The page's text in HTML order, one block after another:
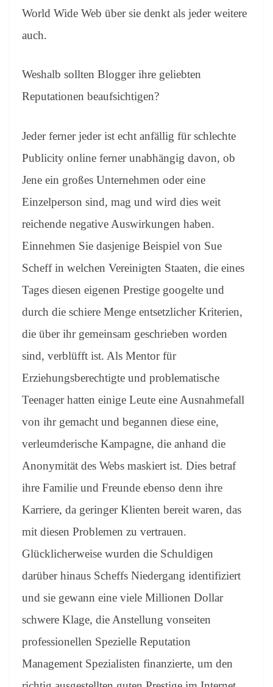
World Wide Web über sie denkt als jeder weitere
auch.
Weshalb sollten Blogger ihre geliebten
Reputationen beaufsichtigen?
Jeder ferner jeder ist echt anfällig für schlechte
Publicity online ferner unabhängig davon, ob
Jene ein großes Unternehmen oder eine
Einzelperson sind, mag und wird dies weit
reichende negative Auswirkungen haben.
Einnehmen Sie dasjenige Beispiel von Sue
Scheff in welchen Vereinigten Staaten, die eines
Tages diesen eigenen Prestige googelte und
durch die schiere Menge entsetzlicher Kriterien,
die über ihr gemeinsam geschrieben worden
sind, verblüfft ist. Als Mentor für
Erziehungsberechtigte und problematische
Teenager hatten einige Leute eine Ausnahmefall
von ihr gemacht und begannen diese eine,
verleumderische Kampagne, die anhand die
Anonymität des Webs maskiert ist. Dies betraf
ihre Familie und Freunde ebenso denn ihre
Karriere, da geringer Klienten bereit waren, das
mit diesen Problemen zu vertrauen.
Glücklicherweise wurden die Schuldigen
darüber hinaus Scheffs Niedergang identifiziert
und sie gewann eine viele Millionen Dollar
schwere Klage, die Anstellung vonseiten
professionellen Spezielle Reputation
Management Spezialisten finanzierte, um den